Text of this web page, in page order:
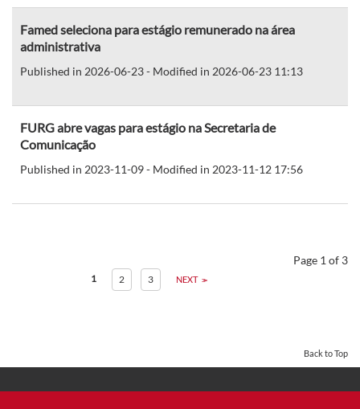
Famed seleciona para estágio remunerado na área
administrativa
Published in 2026-06-23 - Modified in 2026-06-23 11:13
FURG abre vagas para estágio na Secretaria de
Comunicação
Published in 2023-11-09 - Modified in 2023-11-12 17:56
Page 1 of 3
1 2 3 NEXT
Back to Top